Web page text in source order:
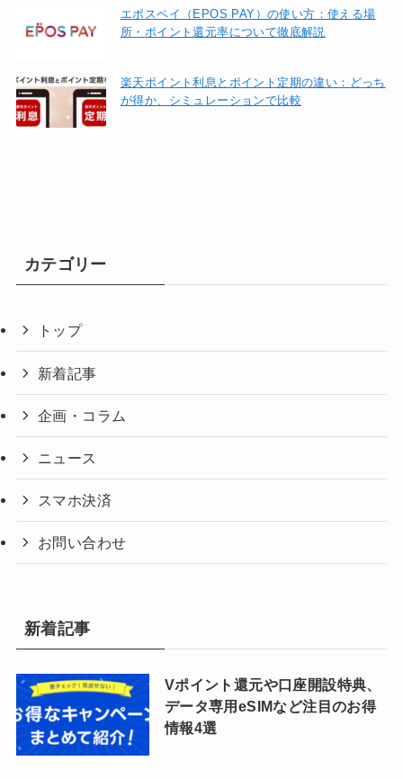
エポスペイ（EPOS PAY）の使い方：使える場
所・ポイント還元率について徹底解説
楽天ポイント利息とポイント定期の違い：どっち
が得か、シミュレーションで比較
カテゴリー
トップ
新着記事
企画・コラム
ニュース
スマホ決済
お問い合わせ
新着記事
Vポイント還元や口座開設特典、
データ専用eSIMなど注目のお得
情報4選